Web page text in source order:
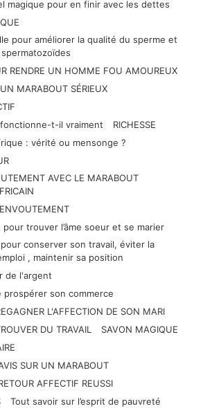
magique pour en finir avec les dettes
pour améliorer la qualité du sperme et
RENDRE UN HOMME FOU AMOUREUX
MARABOUT SÉRIEUX
t-il vraiment
RICHESSE
: vérité ou mensonge ?
AVEC LE MARABOUT
pour trouver l’âme soeur et se marier
conserver son travail, éviter la
, maintenir sa position
de l'argent
prospérer son commerce
L'AFFECTION DE SON MARI
DU TRAVAIL
SAVON MAGIQUE
SUR UN MARABOUT
AFFECTIF REUSSI
Tout savoir sur l’esprit de pauvreté